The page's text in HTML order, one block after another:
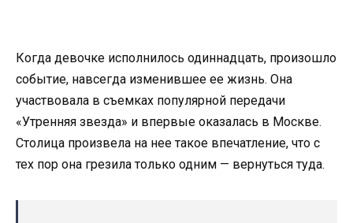
Когда девочке исполнилось одиннадцать, произошло
событие, навсегда изменившее ее жизнь. Она
участвовала в съемках популярной передачи
«Утренняя звезда» и впервые оказалась в Москве.
Столица произвела на нее такое впечатление, что с
тех пор она грезила только одним — вернуться туда.